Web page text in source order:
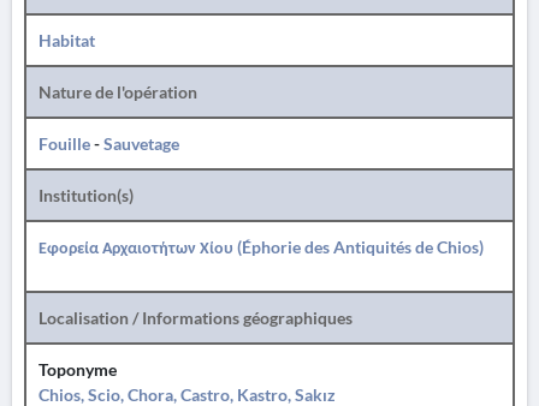
Habitat
Nature de l'opération
Fouille-Sauvetage
Institution(s)
Εφορεία Αρχαιοτήτων Χίου (Éphorie des Antiquités de Chios)
Localisation / Informations géographiques
Toponyme
Chios, Scio, Chora, Castro, Kastro, Sakız